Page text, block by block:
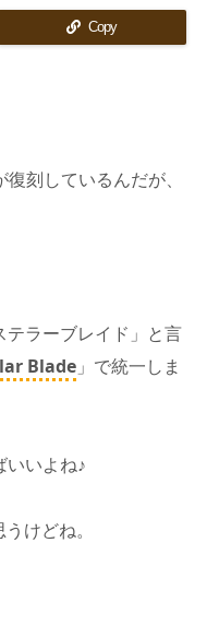
Copy
復刻しているんだが、
ラーブレイド」と言
Blade 」で統一しま
いいよね♪
けどね。